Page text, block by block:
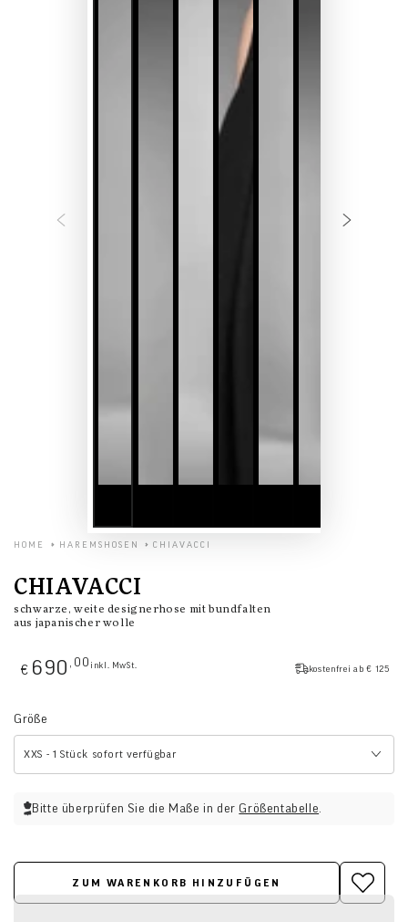
HOME HAREMSHOSEN CHIAVACCI
CHIAVACCI
schwarze, weite designerhose mit bundfalten
aus japanischer wolle
Preis
€ 690 ,00 inkl. MwSt. kostenfrei ab € 125
Größe
XXS - 1 Stück sofort verfügbar
Bitte überprüfen Sie die Maße in der Größentabelle
ZUM WARENKORB HINZUFÜGEN